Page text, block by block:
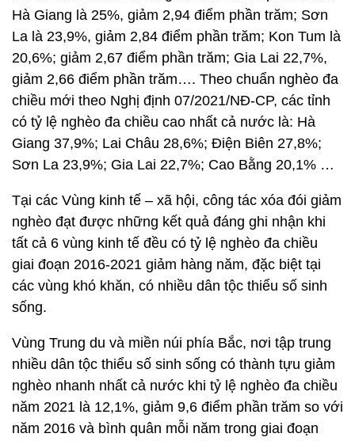
Hà Giang là 25%, giảm 2,94 điểm phần trăm; Sơn
La là 23,9%, giảm 2,84 điểm phần trăm; Kon Tum là
20,6%; giảm 2,67 điểm phần trăm; Gia Lai 22,7%,
giảm 2,66 điểm phần trăm…. Theo chuẩn nghèo đa
chiều mới theo Nghị định 07/2021/NĐ-CP, các tỉnh
có tỷ lệ nghèo đa chiều cao nhất cả nước là: Hà
Giang 37,9%; Lai Châu 28,6%; Điện Biên 27,8%;
Sơn La 23,9%; Gia Lai 22,7%; Cao Bằng 20,1% …
Tại các Vùng kinh tế – xã hội, công tác xóa đói giảm
nghèo đạt được những kết quả đáng ghi nhận khi
tất cả 6 vùng kinh tế đều có tỷ lệ nghèo đa chiều
giai đoạn 2016-2021 giảm hàng năm, đặc biệt tại
các vùng khó khăn, có nhiều dân tộc thiểu số sinh
sống.
Vùng Trung du và miền núi phía Bắc, nơi tập trung
nhiều dân tộc thiểu số sinh sống có thành tựu giảm
nghèo nhanh nhất cả nước khi tỷ lệ nghèo đa chiều
năm 2021 là 12,1%, giảm 9,6 điểm phần trăm so với
năm 2016 và bình quân mỗi năm trong giai đoạn